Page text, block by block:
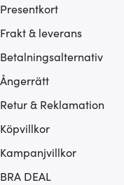
Presentkort
Frakt & leverans
Betalningsalternativ
Ångerrätt
Retur & Reklamation
Köpvillkor
Kampanjvillkor
BRA DEAL